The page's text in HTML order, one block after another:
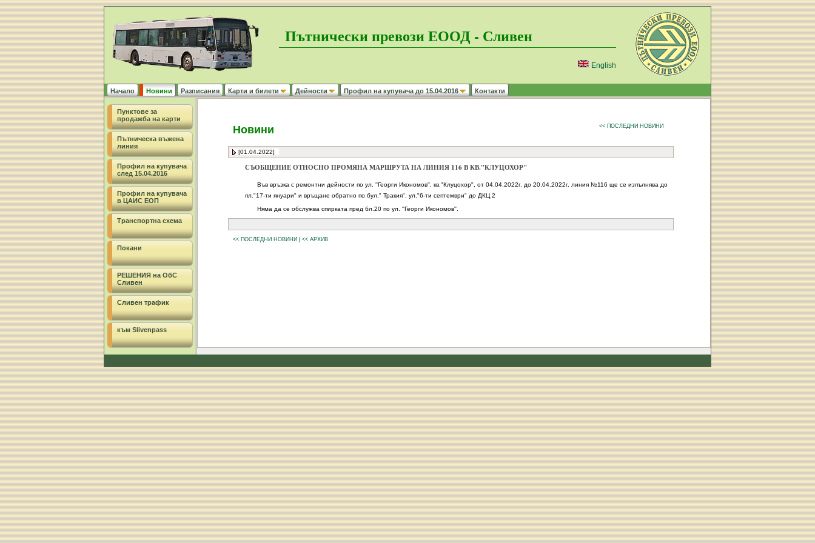
Пътнически превози ЕООД - Сливен
English
Начало Новини Разписания Карти и билети Дейности Профил на купувача до 15.04.2016 Контакти
Пунктове за
продажба на карти
Пътническа въжена
линия
Профил на купувача
след 15.04.2016
Профил на купувача
в ЦАИС ЕОП
Транспортна схема
Покани
РЕШЕНИЯ на ОбС
Сливен
Сливен трафик
към Slivenpass
Новини << ПОСЛЕДНИ НОВИНИ
[01.04.2022]
СЪОБЩЕНИЕ ОТНОСНО ПРОМЯНА МАРШРУТА НА ЛИНИЯ 116 В КВ."КЛУЦОХОР"
Във връзка с ремонтни дейности по ул. ''Георги Икономов'', кв."Клуцохор", от 04.04.2022г. до 20.04.2022г. линия №116 ще се изпълнява до
пл."17-ти януари" и връщане обратно по бул." Тракия", ул."6-ти септември" до ДКЦ 2
Няма да се обслужва спирката пред бл.20 по ул. ''Георги Икономов''.
<< ПОСЛЕДНИ НОВИНИ << АРХИВ